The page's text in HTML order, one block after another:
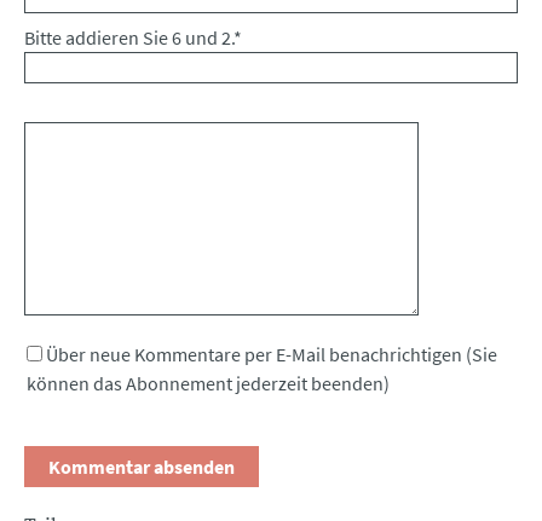
Bitte addieren Sie 6 und 2.*
Über neue Kommentare per E-Mail benachrichtigen (Sie
können das Abonnement jederzeit beenden)